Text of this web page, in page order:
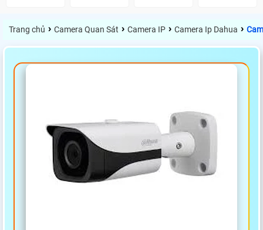
Trang chủ › Camera Quan Sát › Camera IP › Camera Ip Dahua ›